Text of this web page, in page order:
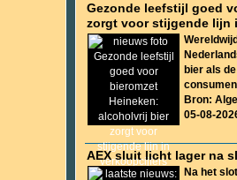
Gezonde leefstijl goed
zorgt voor stijgende lijn
bier als
Bron:
05-08-
AEX sluit licht lager na
Na het